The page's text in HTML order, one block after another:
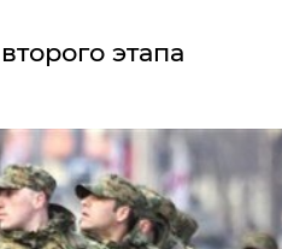
этапа